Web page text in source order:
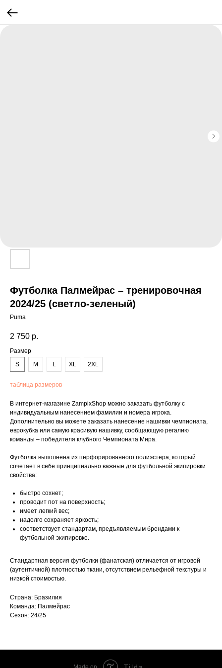
Футболка Палмейрас – тренировочная
2024/25 (светло-зеленый)
Puma
2 750 р.
Размер
S
M L XL 2XL
таблица размеров
В интернет-магазине ZampixShop можно заказать футболку с
индивидуальным нанесением фамилии и номера игрока.
Дополнительно вы можете заказать нанесение нашивки чемпионата,
еврокубка или самую красивую нашивку, сообщающую регалию
команды – победителя клубного Чемпионата Мира.
Футболка выполнена из перфорированного полиэстера, который
сочетает в себе принципиально важные для футбольной экипировки
свойства:
быстро сохнет;
проводит пот на поверхность;
имеет легкий вес;
надолго сохраняет яркость;
соответствует стандартам, предъявляемым брендами к
футбольной экипировке.
Стандартная версия футболки (фанатская) отличается от игровой
(аутентичной) плотностью ткани, отсутствием рельефной текстуры и
низкой стоимостью.
Страна: Бразилия
Команда: Палмейрас
Сезон: 24/25